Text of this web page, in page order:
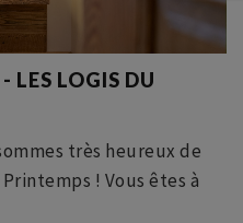
LES LOGIS DU
très heureux de
! Vous êtes à